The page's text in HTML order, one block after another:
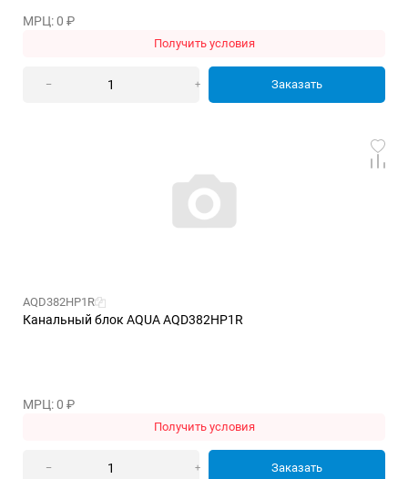
МРЦ: 0 ₽
Получить условия
– + Заказать
AQD382HP1R
Канальный блок AQUA AQD382HP1R
МРЦ: 0 ₽
Получить условия
– + Заказать